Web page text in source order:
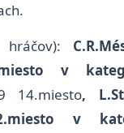
v
14.miesto,
v